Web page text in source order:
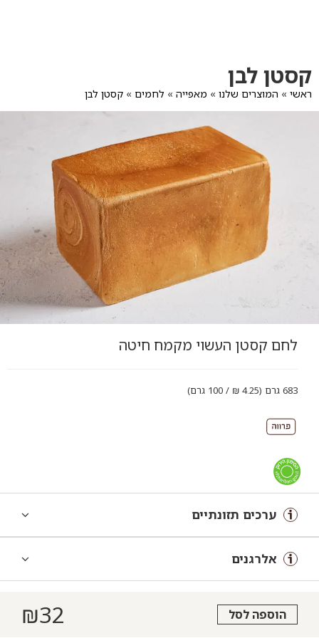
לתפריט
הקטגוריות
לפרטי
המוצר
קסטן לבן
ראשי » המוצרים שלנו » מאפייה » לחמים » קסטן לבן
לחם קסטן העשוי מקמח חיטה
683 גרם (4.25 ₪ / 100 גרם)
ערכים תזונתיים
אלרגנים
הוספה לסל 32
₪